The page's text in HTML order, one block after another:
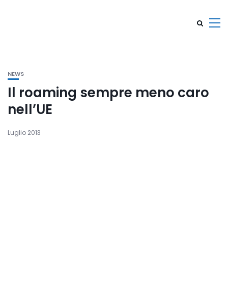
NEWS
Il roaming sempre meno caro
nell’UE
Luglio 2013